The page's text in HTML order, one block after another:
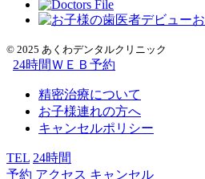
© 2025 あくわデンタルクリニック
24時間ＷＥＢ予約
精密治療について
お子様連れの方へ
キャンセルポリシー
TEL 24時間
予約 アクセス キャンセル